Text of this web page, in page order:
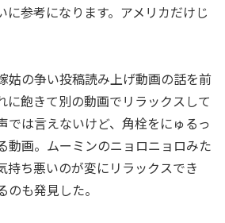
に参考になります。アメリカだけじ
姑の争い投稿読み上げ動画の話を前
に飽きて別の動画でリラックスして
では言えないけど、角栓をにゅるっ
動画。ムーミンのニョロニョロみた
持ち悪いのが変にリラックスでき
のも発見した。